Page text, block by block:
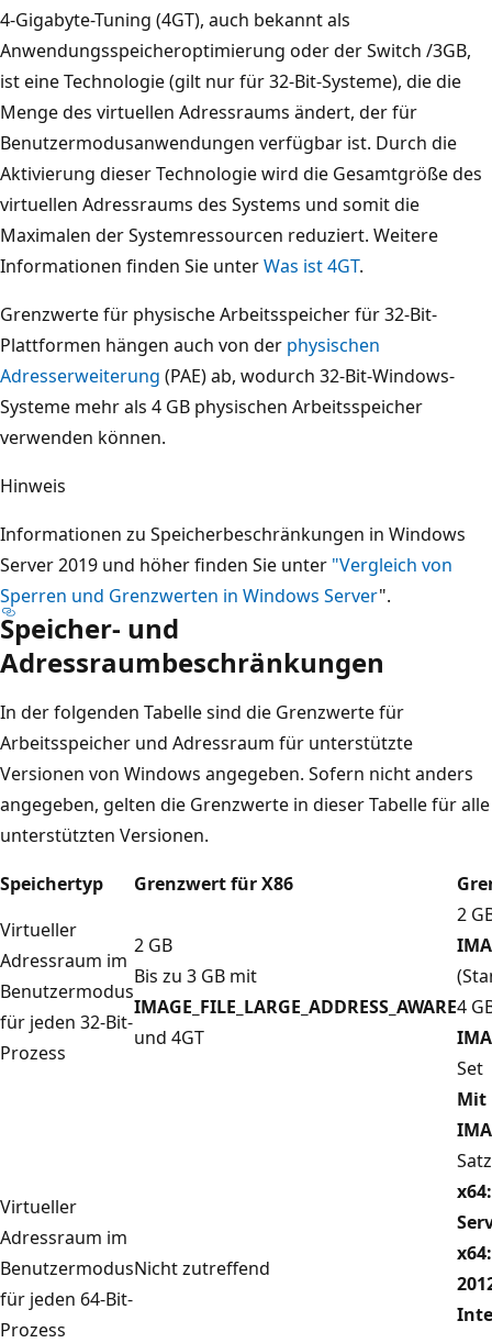
4-Gigabyte-Tuning (4GT), auch bekannt als
Anwendungsspeicheroptimierung oder der Switch /3GB,
ist eine Technologie (gilt nur für 32-Bit-Systeme), die die
Menge des virtuellen Adressraums ändert, der für
Benutzermodusanwendungen verfügbar ist. Durch die
Aktivierung dieser Technologie wird die Gesamtgröße des
virtuellen Adressraums des Systems und somit die
Maximalen der Systemressourcen reduziert. Weitere
Informationen finden Sie unterWas ist 4GT.
Grenzwerte für physische Arbeitsspeicher für 32-Bit-
Plattformen hängen auch von der physischen
Adresserweiterung (PAE) ab, wodurch 32-Bit-Windows-
Systeme mehr als 4 GB physischen Arbeitsspeicher
verwenden können.
Hinweis
Informationen zu Speicherbeschränkungen in Windows
Server 2019 und höher finden Sie unter "Vergleich von
Sperren und Grenzwerten in Windows Server".
Speicher- und
Adressraumbeschränkungen
In der folgenden Tabelle sind die Grenzwerte für
Arbeitsspeicher und Adressraum für unterstützte
Versionen von Windows angegeben. Sofern nicht anders
angegeben, gelten die Grenzwerte in dieser Tabelle für alle
unterstützten Versionen.
Speichertyp
Grenzwert für X86
Virtueller
Adressraum im
Benutzermodus
für jeden 32-Bit-
Prozess
2 GB
Bis zu 3 GB mit
IMAGE_FILE_LARGE_ADDRESS_AWARE
und 4GT
2
4
Set
Virtueller
Adressraum im
Benutzermodus
für jeden 64-Bit-
Prozess
Nicht zutreffend
Mit